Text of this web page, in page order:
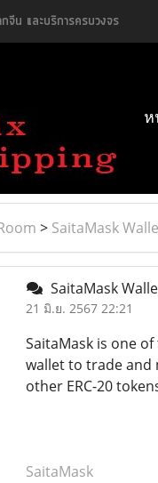
จีน และบริการครบวงจร
ห
> SaitaMask
SaitaMask
21 มิ.ย. 2567 22:21
SaitaMask is one
wallet to trade and
other ERC-20
SaitaMask